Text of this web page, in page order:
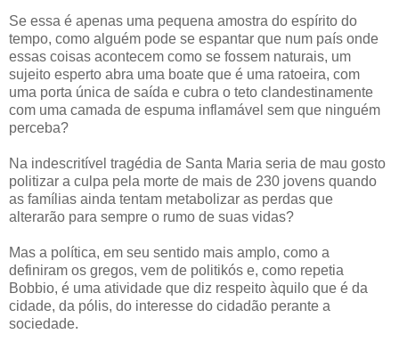
Se essa é apenas uma pequena amostra do espírito do
tempo, como alguém pode se espantar que num país onde
essas coisas acontecem como se fossem naturais, um
sujeito esperto abra uma boate que é uma ratoeira, com
uma porta única de saída e cubra o teto clandestinamente
com uma camada de espuma inflamável sem que ninguém
perceba?
Na indescritível tragédia de Santa Maria seria de mau gosto
politizar a culpa pela morte de mais de 230 jovens quando
as famílias ainda tentam metabolizar as perdas que
alterarão para sempre o rumo de suas vidas?
Mas a política, em seu sentido mais amplo, como a
definiram os gregos, vem de politikós e, como repetia
Bobbio, é uma atividade que diz respeito àquilo que é da
cidade, da pólis, do interesse do cidadão perante a
sociedade.